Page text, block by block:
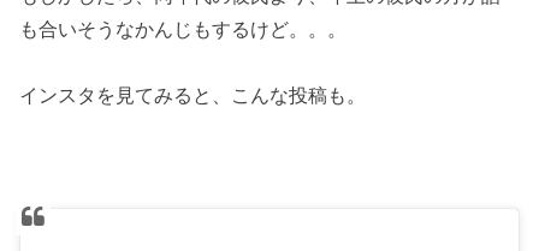
も合いそうなかんじもするけど。。。
インスタを見てみると、こんな投稿も。